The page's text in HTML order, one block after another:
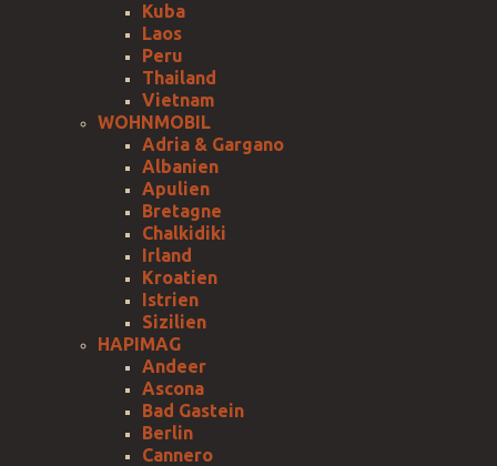
Kuba
Laos
Peru
Thailand
Vietnam
WOHNMOBIL
Adria & Gargano
Albanien
Apulien
Bretagne
Chalkidiki
Irland
Kroatien
Istrien
Sizilien
HAPIMAG
Andeer
Ascona
Bad Gastein
Berlin
Cannero